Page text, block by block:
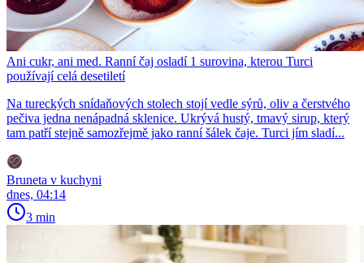
Ani cukr, ani med. Ranní čaj osladí 1 surovina, kterou Turci
používají celá desetiletí
Na tureckých snídaňových stolech stojí vedle sýrů, oliv a čerstvého
pečiva jedna nenápadná sklenice. Ukrývá hustý, tmavý sirup, který
tam patří stejně samozřejmě jako ranní šálek čaje. Turci jím sladí...
Bruneta v kuchyni
dnes, 04:14
3 min